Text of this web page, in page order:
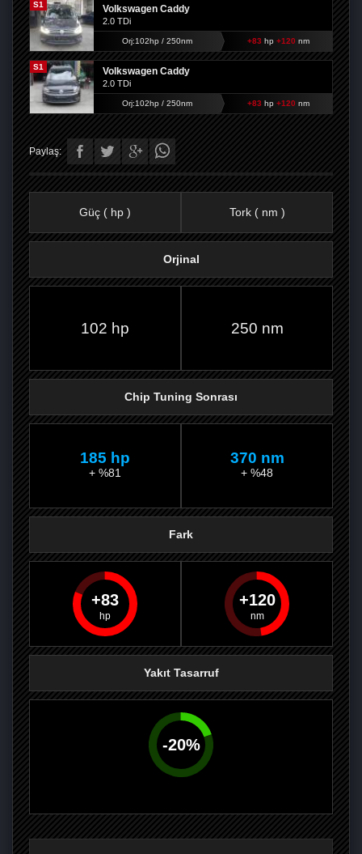
S1 Volkswagen Caddy
2.0 TDi
Orj:102hp / 250nm +83 hp +120 nm
S1 Volkswagen Caddy
2.0 TDi
Orj:102hp / 250nm +83 hp +120 nm
Paylaş:
PAYLAŞPAYLAŞPLUS'TA
Güç ( hp ) Tork ( nm )
Orjinal
102 hp 250 nm
Chip Tuning Sonrası
185 hp
+ %81
370 nm
+ %48
Fark
83 120
Yakıt Tasarruf
-20%